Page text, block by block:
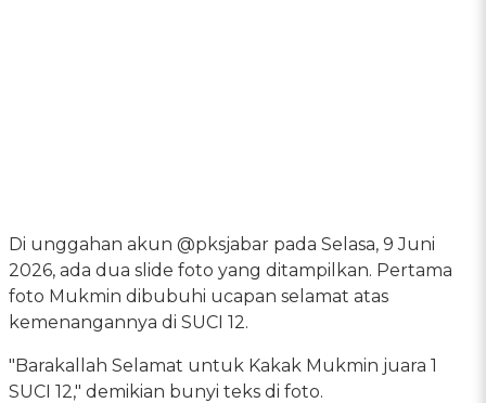
Di unggahan akun @pksjabar pada Selasa, 9 Juni
2026, ada dua slide foto yang ditampilkan. Pertama
foto Mukmin dibubuhi ucapan selamat atas
kemenangannya di SUCI 12.
"Barakallah Selamat untuk Kakak Mukmin juara 1
SUCI 12," demikian bunyi teks di foto.